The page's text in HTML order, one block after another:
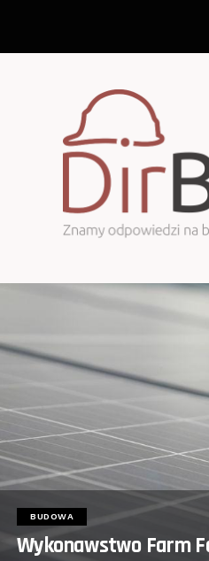
BUDOWA
Wykonawstwo Farm